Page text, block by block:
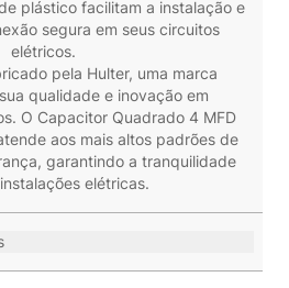
plástico facilitam a instalação e
segura em seus circuitos
elétricos.
pela Hulter, uma marca
qualidade e inovação em
O Capacitor Quadrado 4 MFD
aos mais altos padrões de
garantindo a tranquilidade
elétricas.